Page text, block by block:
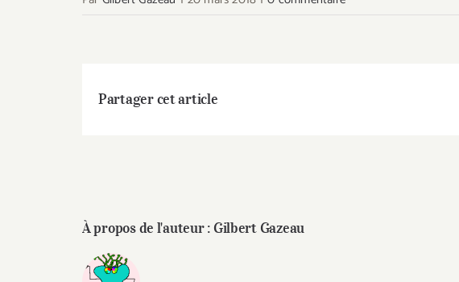
Partager cet article
À propos de l'auteur : Gilbert Gazeau